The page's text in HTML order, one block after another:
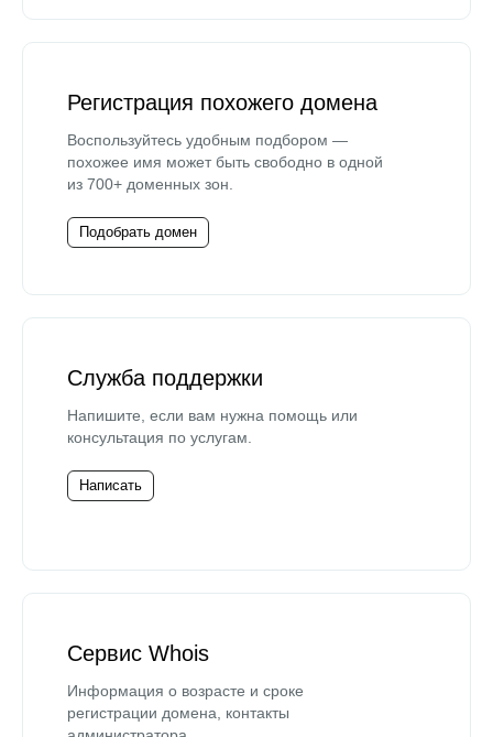
Регистрация похожего домена
Воспользуйтесь удобным подбором —
похожее имя может быть свободно в одной
из 700+ доменных зон.
Подобрать домен
Служба поддержки
Напишите, если вам нужна помощь или
консультация по услугам.
Написать
Сервис Whois
Информация о возрасте и сроке
регистрации домена, контакты